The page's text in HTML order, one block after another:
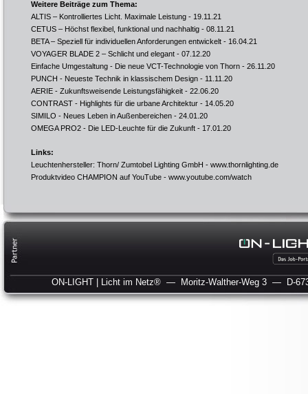
Weitere Beiträge zum Thema:
ALTIS – Kontrolliertes Licht. Maximale Leistung - 19.11.21
CETUS – Höchst flexibel, funktional und nachhaltig - 08.11.21
BETA – Speziell für individuellen Anforderungen entwickelt - 16.04.21
VOYAGER BLADE 2 – Schlicht und elegant - 07.12.20
Einfache Umgestaltung - Die neue VCT-Technologie von Thorn - 26.11.20
PUNCH - Neueste Technik in klassischem Design - 11.11.20
AERIE - Zukunftsweisende Leistungsfähigkeit - 22.06.20
CONTRAST - Highlights für die urbane Architektur - 14.05.20
SIMILO - Neues Leben in Außenbereichen - 24.01.20
OMEGA PRO2 - Die LED-Leuchte für die Zukunft - 17.01.20
Links:
Leuchtenhersteller: Thorn/ Zumtobel Lighting GmbH - www.thornlighting.de
Produktvideo CHAMPION auf YouTube - www.youtube.com/watch
ON-LIGHT | Licht im Netz® — Moritz-Walther-Weg 3 — D-